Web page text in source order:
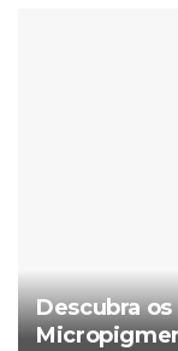
Descubra